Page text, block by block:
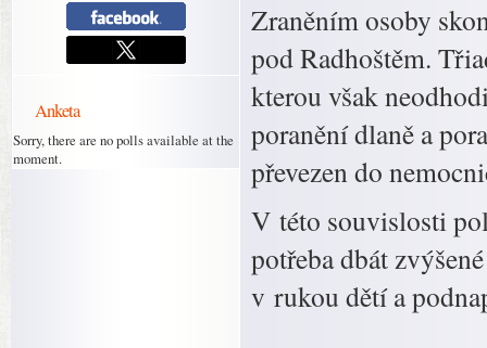
Anketa
Sorry, there are no polls available at the
moment.
Zraněním osoby
pod Radhoštěm.
kterou však
poranění dlaně a
převezen do
V této souvislosti
potřeba dbát
v rukou dětí a